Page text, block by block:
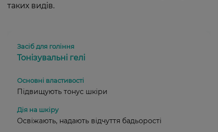
таких видів.
Тонізувальні гелі
Підвищують тонус шкіри
Освіжають, надають відчуття бадьорості